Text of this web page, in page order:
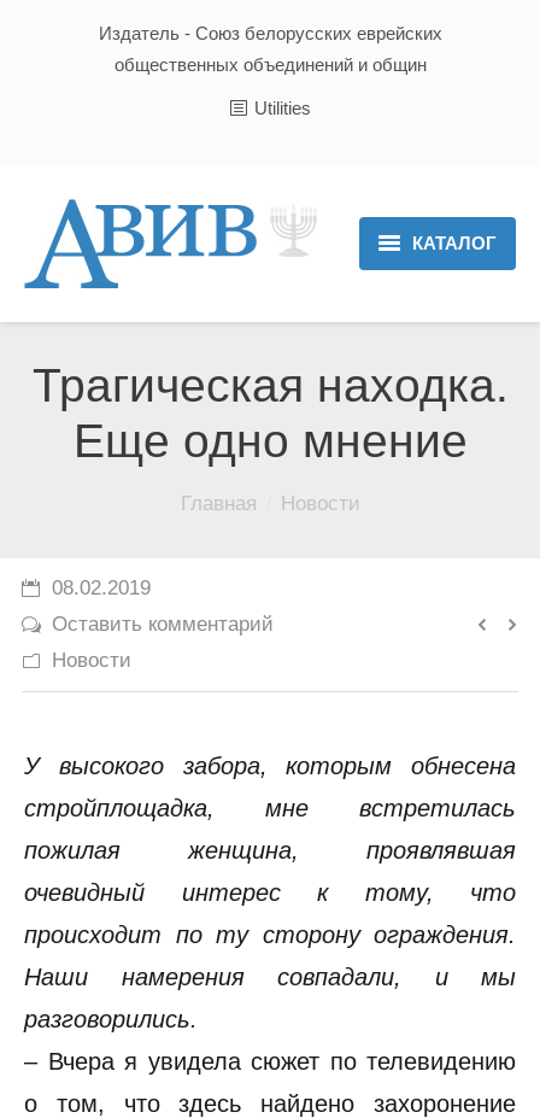
Издатель - Союз белорусских еврейских
общественных объединений и общин
Utilities
КАТАЛОГ
Хроника
Юмор
Трагическая находка.
Еще одно мнение
Главная Новости
08.02.2019
Оставить комментарий
Новости
У высокого забора, которым обнесена
стройплощадка, мне встретилась
пожилая женщина, проявлявшая
очевидный интерес к тому, что
происходит по ту сторону ограждения.
Наши намерения совпадали, и мы
разговорились.
– Вчера я увидела сюжет по телевидению
о том, что здесь найдено захоронение